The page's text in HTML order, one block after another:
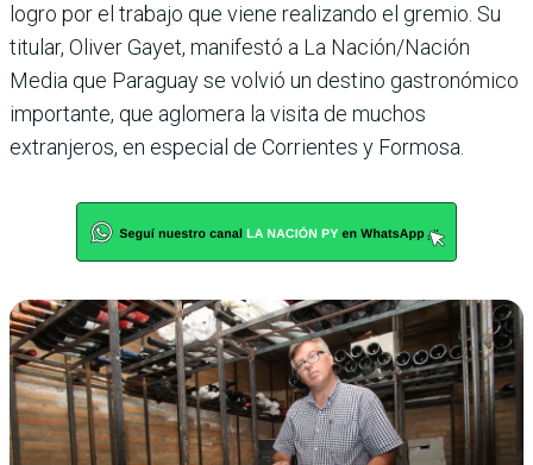
logro por el trabajo que viene realizando el gremio. Su
titular, Oliver Gayet, manifestó a La Nación/Nación
Media que Paraguay se volvió un destino gastronómico
importante, que aglomera la visita de muchos
extranjeros, en especial de Corrientes y Formosa.